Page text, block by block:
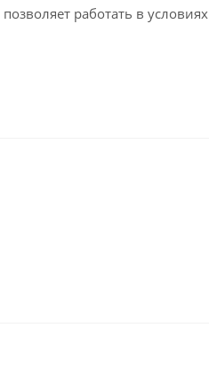
работать в условиях